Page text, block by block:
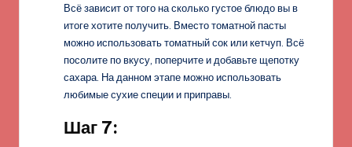
Всё зависит от того на сколько густое блюдо вы в
итоге хотите получить. Вместо томатной пасты
можно использовать томатный сок или кетчуп. Всё
посолите по вкусу, поперчите и добавьте щепотку
сахара. На данном этапе можно использовать
любимые сухие специи и приправы.
Шаг 7: